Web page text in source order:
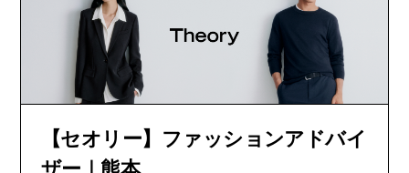
【セオリー】ファッションアドバイ